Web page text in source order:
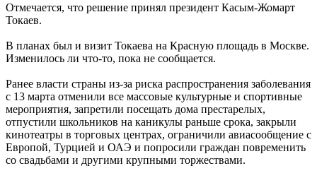
Отмечается, что решение принял президент Касым-Жомарт
Токаев.
В планах был и визит Токаева на Красную площадь в Москве.
Изменилось ли что-то, пока не сообщается.
Ранее власти страны из-за риска распространения заболевания
с 13 марта отменили все массовые культурные и спортивные
мероприятия, запретили посещать дома престарелых,
отпустили школьников на каникулы раньше срока, закрыли
кинотеатры в торговых центрах, ограничили авиасообщение с
Европой, Турцией и ОАЭ и попросили граждан повременить
со свадьбами и другими крупными торжествами.